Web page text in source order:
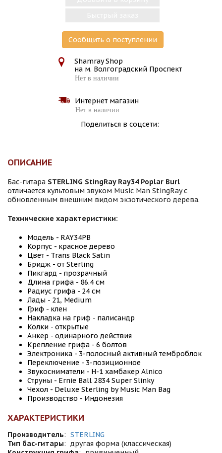
Сообщить о поступлении
Shamray Shop
на м. Волгоградский Проспект
Нет в наличии
Интернет магазин
Нет в наличии
Поделиться в соцсети:
ОПИСАНИЕ
Бас-гитара STERLING StingRay Ray34 Poplar Burl
отличается культовым звуком Music Man StingRay с
обновленным внешним видом экзотического дерева.
Технические характеристики:
Модель - RAY34PB
Корпус - красное дерево
Цвет - Trans Black Satin
Бридж - от Sterling
Пикгард - прозрачный
Длина грифа - 86.4 см
Радиус грифа - 24 см
Лады - 21, Medium
Гриф - клен
Накладка на гриф - палисандр
Колки - открытые
Анкер - одинарного действия
Крепление грифа - 6 болтов
Электроника - 3-полосный активный темброблок
Переключение - 3-позиционное
Звукосниматели - H-1 хамбакер Alnico
Струны - Ernie Ball 2834 Super Slinky
Чехол - Deluxe Sterling by Music Man Bag
Производство - Индонезия
ХАРАКТЕРИСТИКИ
Производитель: STERLING
Тип бас-гитары: другая форма (классическая)